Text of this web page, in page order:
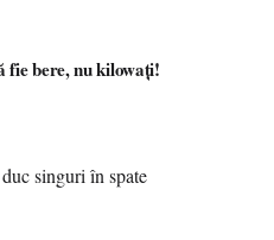
fie bere, nu kilowați!